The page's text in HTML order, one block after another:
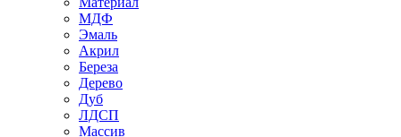
МДФ
Эмаль
Акрил
Береза
Дерево
Дуб
ЛДСП
Массив